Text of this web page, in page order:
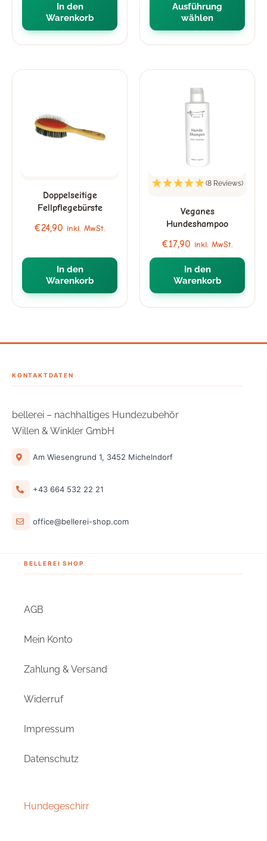
In den
Warenkorb
Ausführung
wählen
Produktseite
gewählt
Doppelseitige
Fellpflegebürste
€24,90 inkl. MwSt.
In den
Warenkorb
(8 Reviews)
Veganes
Hundeshampoo
€17,90 inkl. MwSt.
In den
Warenkorb
KONTAKTDATEN
bellerei – nachhaltiges Hundezubehör
Willen & Winkler GmbH
Am Wiesengrund 1, 3452 Michelndorf
+43 664 532 22 21
office@bellerei-shop.com
BELLEREI SHOP
AGB
Mein Konto
Zahlung & Versand
Widerruf
Impressum
Datenschutz
Hundegeschirr